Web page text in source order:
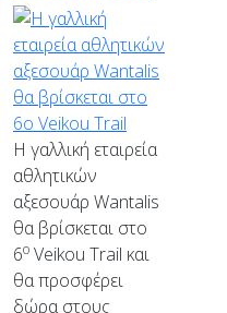
Η γαλλική εταιρεία
αθλητικών
αξεσουάρ Wantalis
θα βρίσκεται στο
6ο Veikou Trail και
θα προσφέρει
δώρα στους